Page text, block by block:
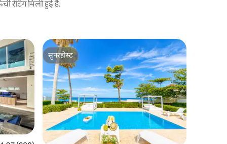
रेटिंग मिली हुई है.
सुपरहोस्ट
सुपरहोस्ट